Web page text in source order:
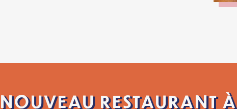
NOUVEAU RESTAURANT